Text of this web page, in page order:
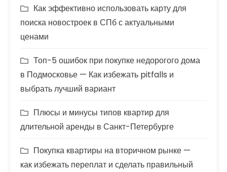
Как эффективно использовать карту для
поиска новостроек в СПб с актуальными
ценами
Топ-5 ошибок при покупке недорогого дома
в Подмосковье — Как избежать pitfalls и
выбрать лучший вариант
Плюсы и минусы типов квартир для
длительной аренды в Санкт-Петербурге
Покупка квартиры на вторичном рынке —
как избежать переплат и сделать правильный